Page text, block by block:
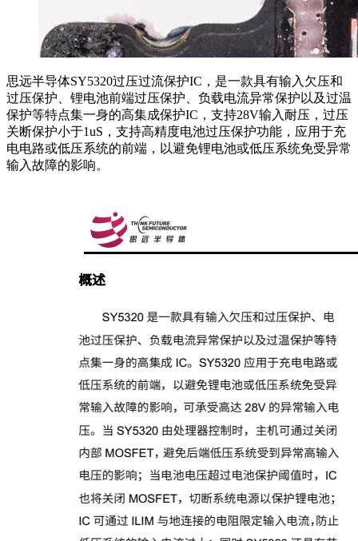
思远半导体SY5320过压过流保护IC，是一款具有输入欠压和
过压保护、锂电池前端过压保护、负载电流异常保护以及过温
保护等特点集一身的高集成保护IC，支持28V输入耐压，过压
关断保护小于1uS，支持高精度电池过压保护功能，应用于充
电电路或低压系统的前端，以避免锂电池或低压系统免受异常
输入故障的影响。